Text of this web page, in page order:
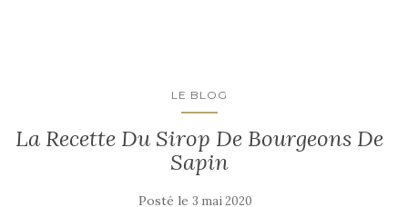
LE BLOG
La Recette Du Sirop De Bourgeons De
Sapin
Posté le 3 mai 2020